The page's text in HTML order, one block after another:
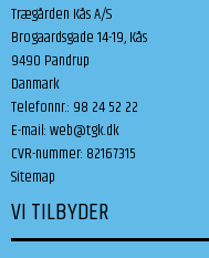
Trægården Kås A/S
Brogaardsgade 14-19, Kås
9490 Pandrup
Danmark
Telefonnr.: 98 24 52 22
E-mail:web@tgk.dk
CVR-nummer: 82167315
Sitemap
VI TILBYDER